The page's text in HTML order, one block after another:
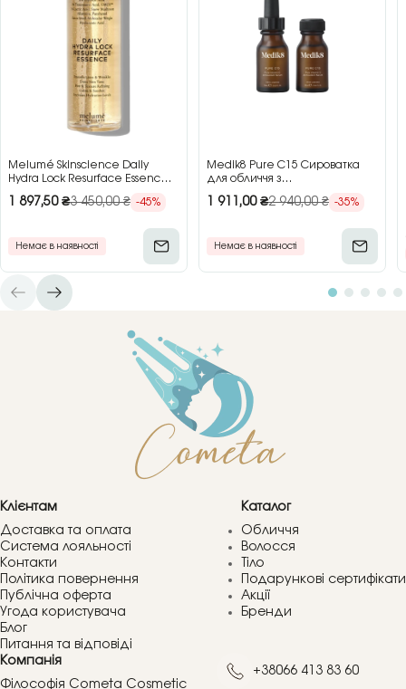
Melumé Skinscience Daily
Hydra Lock Resurface Essence
обличчя з кислотами, 150 мл
1 897,50₴3 450,00₴ -45%
Немає в наявності
Medik8 Pure C15 Сироватка
для обличчя з
2×15 мл
1 911,00₴2 940,00₴ -35%
Немає в наявності
Клієнтам
Доставка та оплата
Система лояльності
Контакти
Політика повернення
Публічна оферта
Угода користувача
Блог
Питання та відповіді
Каталог
Обличчя
Волосся
Тіло
Подарункові сертифікати
Акції
Бренди
Компанія
Філософія Cometa Cosmetic
+38066 413 83 60